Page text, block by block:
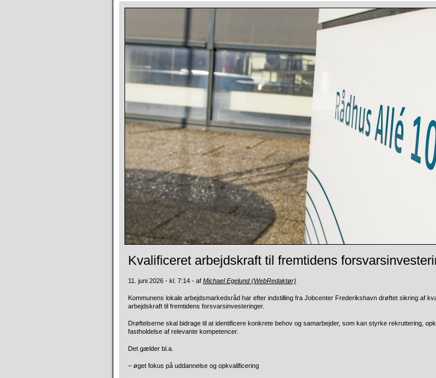
Kvalificeret arbejdskraft til fremtidens
11. juni 2026 - kl. 7:14 - af Michael Egelund (WebRedaktør)
Kommunens lokale arbejdsmarkedsråd har efter indstilling fra Jobcenter Frederikshavn drøftet sikring af
arbejdskraft til fremtidens forsvarsinvesteringer.
Drøftelserne skal bidrage til at identificere konkrete behov og samarbejder, som kan styrke rekruttering,
fastholdelse af relevante kompetencer.
Det gælder bl.a.
– øget fokus på uddannelse og opkvalificering